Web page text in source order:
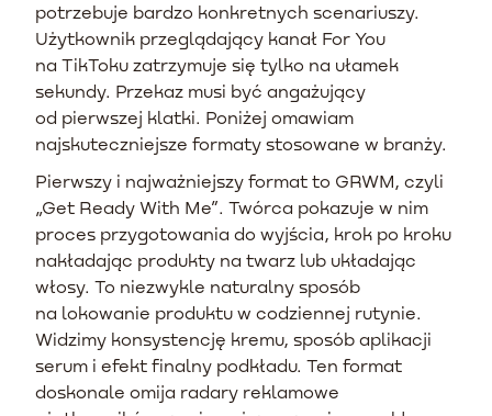
potrzebuje bardzo konkretnych scenariuszy.
Użytkownik przeglądający kanał For You
na TikToku zatrzymuje się tylko na ułamek
sekundy. Przekaz musi być angażujący
od pierwszej klatki. Poniżej omawiam
najskuteczniejsze formaty stosowane w branży.
Pierwszy i najważniejszy format to GRWM, czyli
„Get Ready With Me”. Twórca pokazuje w nim
proces przygotowania do wyjścia, krok po kroku
nakładając produkty na twarz lub układając
włosy. To niezwykle naturalny sposób
na lokowanie produktu w codziennej rutynie.
Widzimy konsystencję kremu, sposób aplikacji
serum i efekt finalny podkładu. Ten format
doskonale omija radary reklamowe